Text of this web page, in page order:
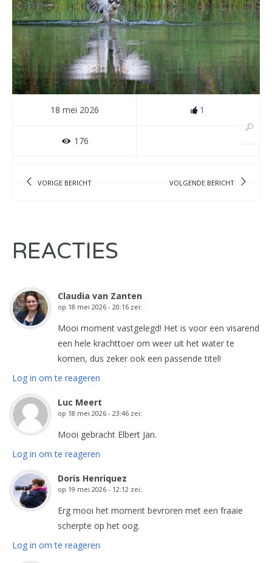
18 mei 2026 1
176
VORIGE BERICHT VOLGENDE BERICHT
REACTIES
Claudia van Zanten
op 18 mei 2026 - 20:16 zei:
Mooi moment vastgelegd! Het is voor een visarend
een hele krachttoer om weer uit het water te
komen, dus zeker ook een passende titel!
Log in om te reageren
Luc Meert
op 18 mei 2026 - 23:46 zei:
Mooi gebracht Elbert Jan.
Log in om te reageren
Doris Henriquez
op 19 mei 2026 - 12:12 zei:
Erg mooi het moment bevroren met een fraaie
scherpte op het oog.
Log in om te reageren